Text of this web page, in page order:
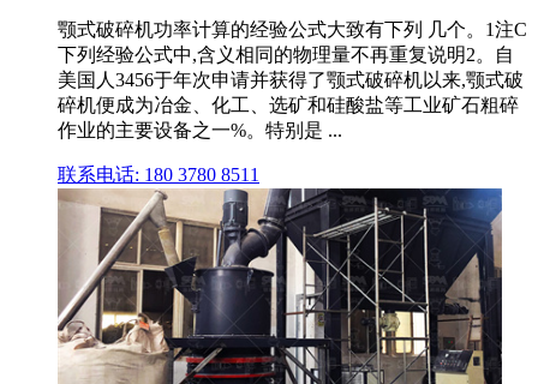
颚式破碎机功率计算的经验公式大致有下列 几个。1注C
下列经验公式中,含义相同的物理量不再重复说明2。自
美国人3456于年次申请并获得了颚式破碎机以来,颚式破
碎机便成为冶金、化工、选矿和硅酸盐等工业矿石粗碎
作业的主要设备之一%。特别是 ...
联系电话: 180 3780 8511